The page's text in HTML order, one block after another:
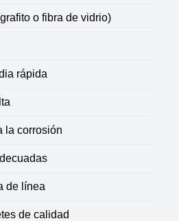
o fibra de vidrio)
rápida
la corrosión
de línea
de calidad